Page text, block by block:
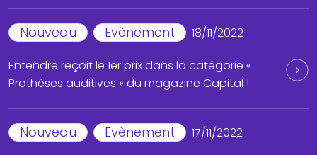
Nouveau Evènement
18/11/2022
Entendre reçoit le 1er prix dans la catégorie «
Prothèses auditives » du magazine Capital !
Nouveau Evènement
17/11/2022